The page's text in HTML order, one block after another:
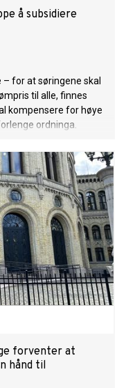
å subsidiere
for at søringene skal
til alle, finnes
kompensere for høye
ordninga.
forventer at
hånd til